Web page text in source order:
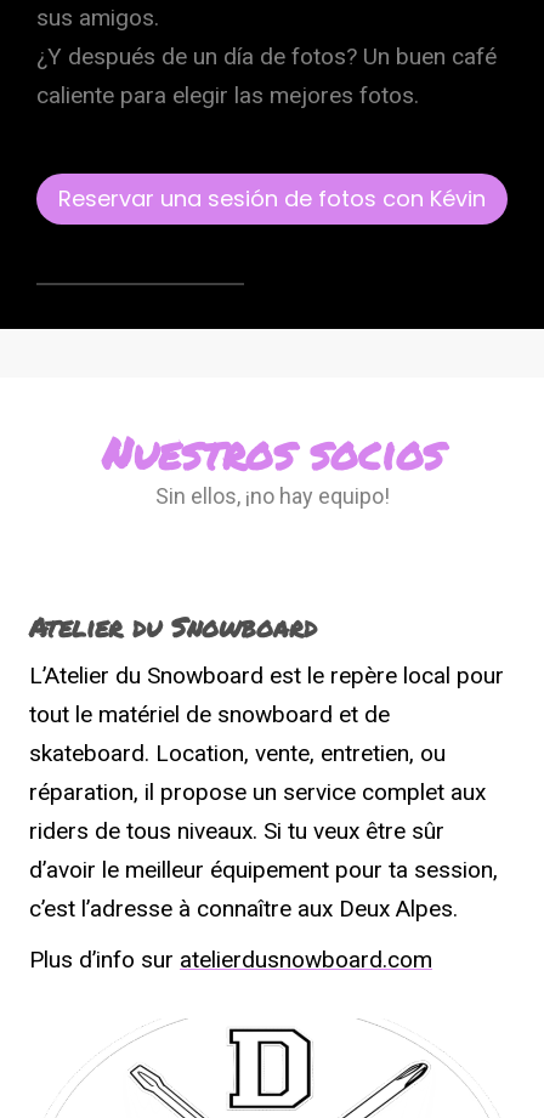
sus amigos.
¿Y después de un día de fotos? Un buen café
caliente para elegir las mejores fotos.
Reservar una sesión de fotos con Kévin
Nuestros socios
Sin ellos, ¡no hay equipo!
Atelier du Snowboard
L’Atelier du Snowboard est le repère local pour
tout le matériel de snowboard et de
skateboard. Location, vente, entretien, ou
réparation, il propose un service complet aux
riders de tous niveaux. Si tu veux être sûr
d’avoir le meilleur équipement pour ta session,
c’est l’adresse à connaître aux Deux Alpes.
Plus d’info sur atelierdusnowboard.com